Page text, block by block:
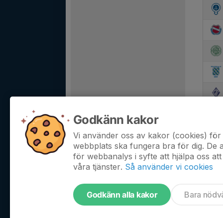
Godkänn kakor
Vi använder oss av kakor (cookies)
webbplats ska fungera bra för dig. De
för webbanalys i syfte att hjälpa oss
våra tjänster. Så använder vi cookies
Godkänn alla kakor Bara